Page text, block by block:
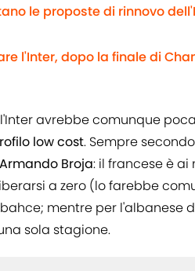
le proposte di rinnovo
l'Inter, dopo la finale di
avrebbe comunque
low cost. Sempre secondo
Armando Broja: il francese è
a zero (lo farebbe
mentre per l'albanese
sola stagione.